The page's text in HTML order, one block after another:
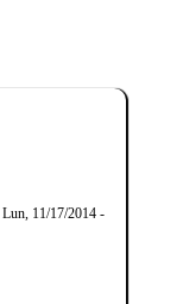
Lun, 11/17/2014 -